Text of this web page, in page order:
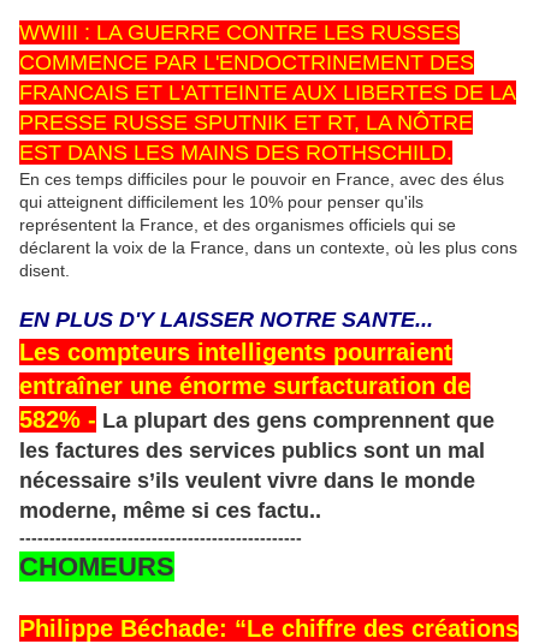
WWIII : LA GUERRE CONTRE LES RUSSES
COMMENCE PAR L'ENDOCTRINEMENT DES
FRANCAIS ET L'ATTEINTE AUX LIBERTES DE LA
PRESSE RUSSE SPUTNIK ET RT, LA NÔTRE
EST DANS LES MAINS DES ROTHSCHILD.
En ces temps difficiles pour le pouvoir en France, avec des élus
qui atteignent difficilement les 10% pour penser qu'ils
représentent la France, et des organismes officiels qui se
déclarent la voix de la France, dans un contexte, où les plus cons
disent.
EN PLUS D'Y LAISSER NOTRE SANTE...
Les compteurs intelligents pourraient
entraîner une énorme surfacturation de
582% - La plupart des gens comprennent que
les factures des services publics sont un mal
nécessaire s’ils veulent vivre dans le monde
moderne, même si ces factu..
-----------------------------------------------
CHOMEURS
Philippe Béchade: “Le chiffre des créations